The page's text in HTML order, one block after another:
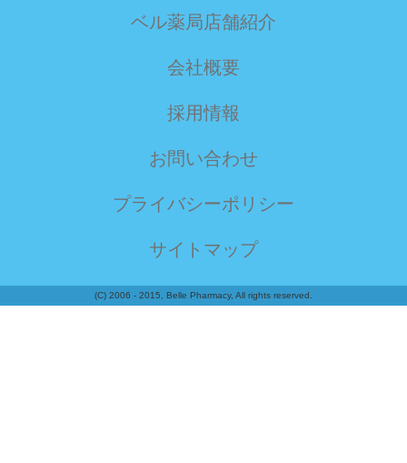
ベル薬局店舗紹介
会社概要
採用情報
お問い合わせ
プライバシーポリシー
サイトマップ
(C) 2006 - 2015, Belle Pharmacy, All rights reserved.